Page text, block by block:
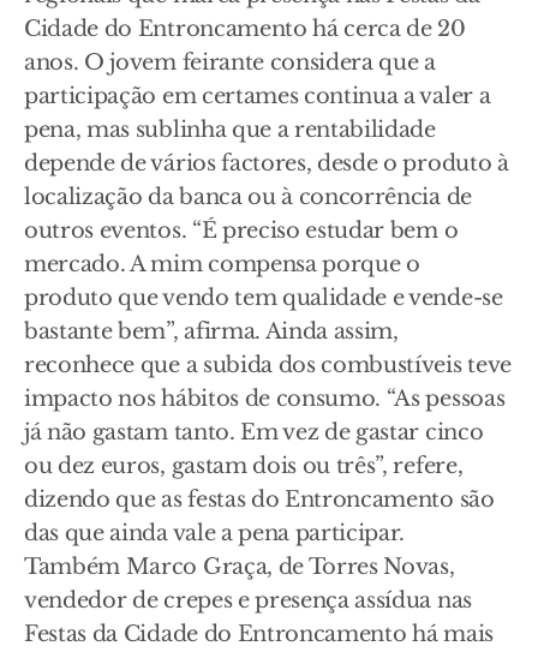
Cidade do Entroncamento há cerca de 20
anos. O jovem feirante considera que a
participação em certames continua a valer a
pena, mas sublinha que a rentabilidade
depende de vários factores, desde o produto à
localização da banca ou à concorrência de
outros eventos. “É preciso estudar bem o
mercado. A mim compensa porque o
produto que vendo tem qualidade e vende-se
bastante bem”, afirma. Ainda assim,
reconhece que a subida dos combustíveis teve
impacto nos hábitos de consumo. “As pessoas
já não gastam tanto. Em vez de gastar cinco
ou dez euros, gastam dois ou três”, refere,
dizendo que as festas do Entroncamento são
das que ainda vale a pena participar.
Também Marco Graça, de Torres Novas,
vendedor de crepes e presença assídua nas
Festas da Cidade do Entroncamento há mais